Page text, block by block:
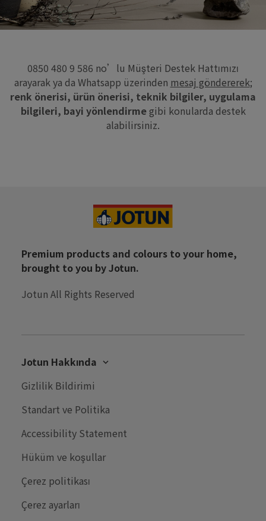
0850 480 9 586 no’lu Müşteri Destek Hattımızı
arayarak ya da Whatsapp üzerinden mesaj göndererek;
renk önerisi, ürün önerisi, teknik bilgiler, uygulama
bilgileri, bayi yönlendirmegibi konularda destek
alabilirsiniz.
Premium products and colours to your home,
brought to you by Jotun.
Jotun All Rights Reserved
Jotun Hakkında
Jotun Hakkında
Kariyer
Bize Ulaşın
Jotun'da Sürdürülebilirlik
Gizlilik Bildirimi
Standart ve Politika
Accessibility Statement
Hüküm ve koşullar
Çerez politikası
Çerez ayarları